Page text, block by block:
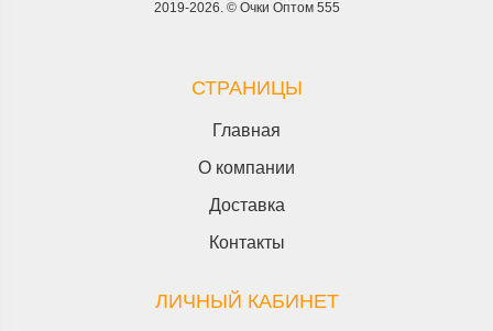
2019-2026. © Очки Оптом 555
СТРАНИЦЫ
Главная
О компании
Доставка
Контакты
ЛИЧНЫЙ КАБИНЕТ